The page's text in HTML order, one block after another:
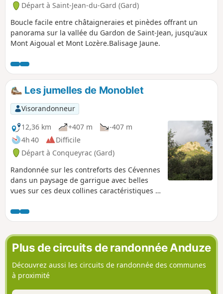
Départ à Saint-Jean-du-Gard (Gard)
Boucle facile entre châtaigneraies et pinèdes offrant un
panorama sur la vallée du Gardon de Saint-Jean, jusqu'aux
Mont Aigoual et Mont Lozère.Balisage Jaune.
Les jumelles de Monoblet
Visorandonneur
12,36 km
+407 m
-407 m
4h 40
Difficile
Départ à Conqueyrac (Gard)
Randonnée sur les contreforts des Cévennes
dans un paysage de garrigue avec belles
vues sur ces deux collines caractéristiques :
Possibilité de moduler la difficulté :
l'ascension de chacun des sommets se
faisant par un court aller-retour. Je vous
conseille de faire la pause casse-croûte au
sommet de Saint-Chamant.
Plus de circuits de randonnée Anduze
Découvrez aussi les circuits de randonnée des communes
à proximité